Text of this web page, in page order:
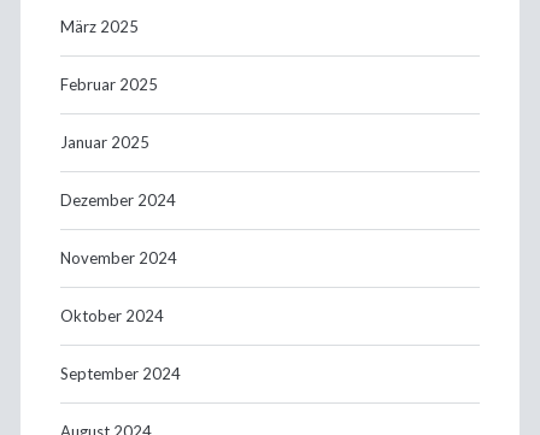
März 2025
Februar 2025
Januar 2025
Dezember 2024
November 2024
Oktober 2024
September 2024